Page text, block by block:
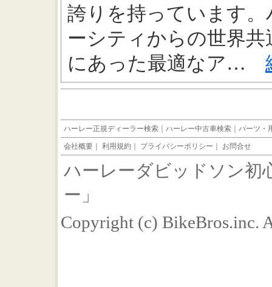
誇りを持っています
ーシティからの世界
にあった最適なア…
ハーレー正規ディーラー検索 ハーレー中古車検索 パーツ・
会社概要 利用規約 プライバシーポリシー お問合せ
ハーレーダビッドソン初
ー」
Copyright (c) BikeBros.inc.